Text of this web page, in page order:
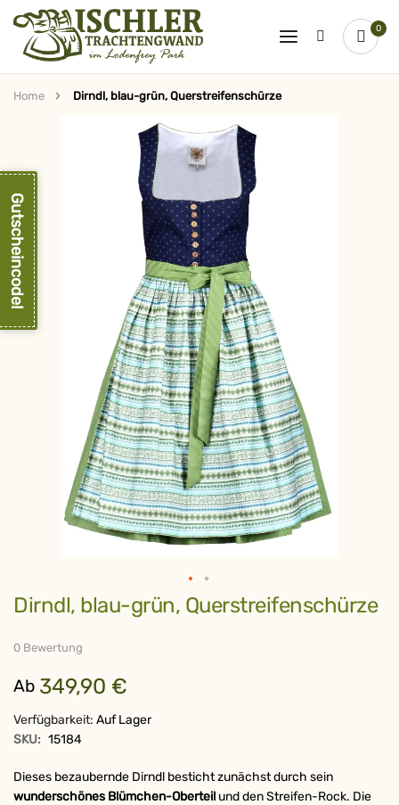
0
Home Dirndl, blau-grün, Querstreifenschürze
springen
Zum
Anfang
springen
Dirndl, blau-grün, Querstreifenschürze
0 Bewertung
Ab 349,90 €
Verfügbarkeit: Auf Lager
SKU: 15184
Dieses bezaubernde Dirndl besticht zunächst durch sein
wunderschönes Blümchen-Oberteil und den Streifen-Rock. Die
Gutscheincode!